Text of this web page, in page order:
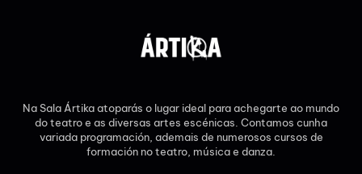
Na Sala Ártika atoparás o lugar ideal para achegarte ao mundo
do teatro e as diversas artes escénicas. Contamos cunha
variada programación, ademais de numerosos cursos de
formación no teatro, música e danza.